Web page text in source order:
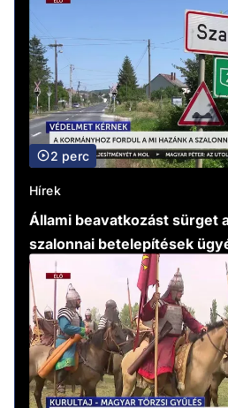
2 perc
Hírek
Állami beavatkozást sürget
szalonnai betelepítések